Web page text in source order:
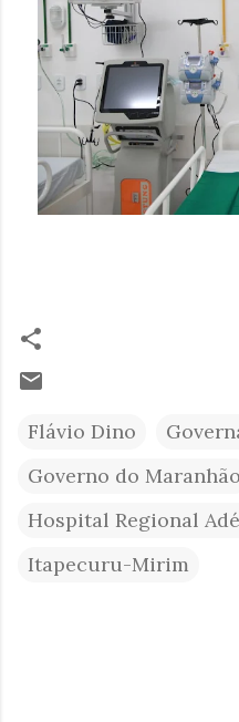
Flávio Dino
Governo do Maranhão
Hospital Regional
Itapecuru-Mirim